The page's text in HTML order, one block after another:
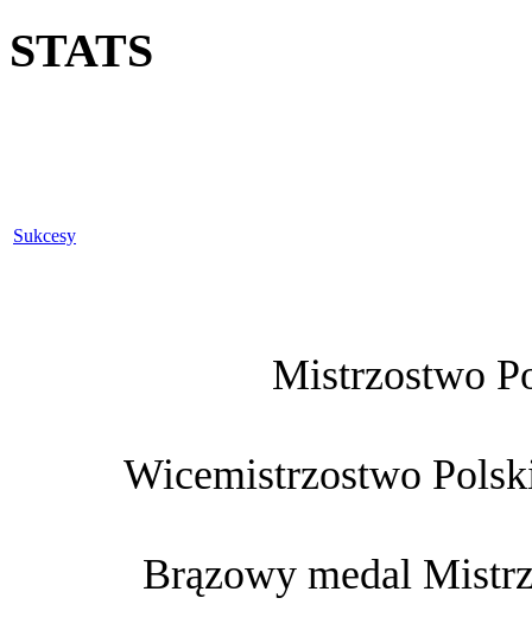
STATS
Sukcesy
Mistrzostwo
Wicemistrzostwo
Brązowy medal